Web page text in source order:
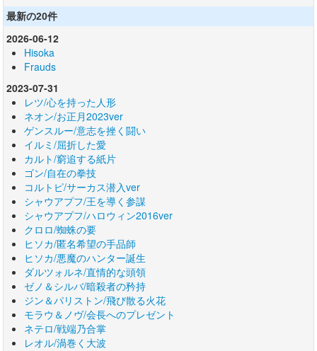
最新の20件
2026-06-12
Hisoka
Frauds
2023-07-31
レツ/心を持った人形
ネオン/お正月2023ver
ゲンスルー/意志を挫く闘い
イルミ/屈折した愛
カルト/窮追する紙片
ゴン/自在の拳技
コルトピ/サーカス潜入ver
シャウアプフ/王を導く参謀
シャウアプフ/ハロウィン2016ver
クロロ/蜘蛛の要
ヒソカ/匿名希望の手品師
ヒソカ/悪魔のハンター誕生
ダルツォルネ/直情的な頭領
ゼノ＆シルバ/暗殺者の矜持
ジン＆パリストン/飛び散る火花
モラウ＆ノヴ/会長へのプレゼント
ネテロ/戦端乃合掌
レオル/渦巻く大波